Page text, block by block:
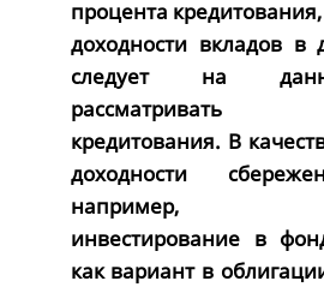
процента
доходности вкладов в
следует на
рассматривать
кредитования. В
доходности
например,
инвестирование в
как вариант в